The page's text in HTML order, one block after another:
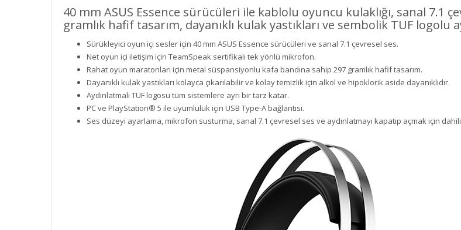
40 mm ASUS Essence sürücüleri ile kablolu oyuncu kulaklığı, sanal 7.1
gramlık hafif tasarım, dayanıklı kulak yastıkları ve sembolik TUF logolu
Sürükleyici oyun içi sesler için 40 mm ASUS Essence sürücüleri ve sanal 7.1 çevresel ses.
Net oyun içi iletişim için TeamSpeak sertifikalı tek yönlü mikrofon.
Rahat oyun maratonları için metal süspansiyonlu kafa bandına sahip 297 gramlık hafif tasarım.
Dayanıklı kulak yastıkları kolayca çıkarılabilir ve kolay temizlik için alkol ve hipoklorik aside dayanıklıdır.
Aydınlatmalı TUF logosu tüm sistemlere ayrı bir tarz katar.
PC ve PlayStation® 5 ile uyumluluk için USB Type-A bağlantısı.
Ses düzeyi ayarlama, mikrofon susturma, sanal 7.1 çevresel ses ve aydınlatmayı kapatıp açmak için